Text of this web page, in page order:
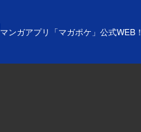
マンガアプリ「マガポケ」公式WEB！